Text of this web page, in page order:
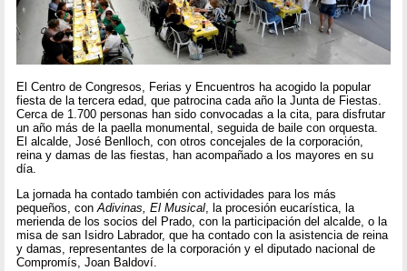
El Centro de Congresos, Ferias y Encuentros ha acogido la popular
fiesta de la tercera edad, que patrocina cada año la Junta de Fiestas.
Cerca de 1.700 personas han sido convocadas a la cita, para disfrutar
un año más de la paella monumental, seguida de baile con orquesta.
El alcalde, José Benlloch, con otros concejales de la corporación,
reina y damas de las fiestas, han acompañado a los mayores en su
día.
La jornada ha contado también con actividades para los más
pequeños, conAdivinas, El Musical, la procesión eucarística, la
merienda de los socios del Prado, con la participación del alcalde, o la
misa de san Isidro Labrador, que ha contado con la asistencia de reina
y damas, representantes de la corporación y el diputado nacional de
Compromís, Joan Baldoví.